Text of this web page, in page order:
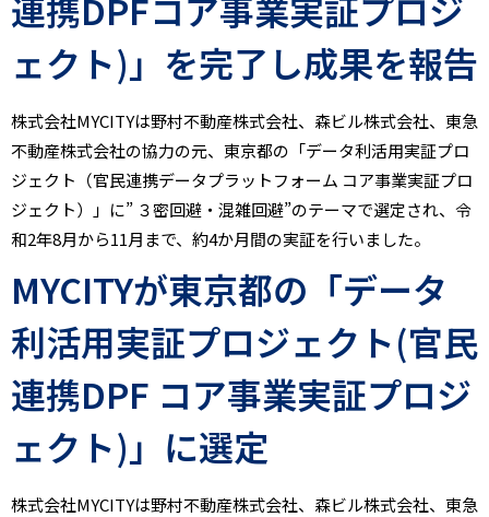
ェクト)」を完了し成果を報告
株式会社MYCITYは野村不動産株式会社、森ビル株式会社、東急
不動産株式会社の協力の元、東京都の「データ利活用実証プロ
ジェクト（官民連携データプラットフォーム コア事業実証プロ
ジェクト）」に” ３密回避・混雑回避”のテーマで選定され、令
和2年8月から11月まで、約4か月間の実証を行いました。
MYCITYが東京都の「データ
利活用実証プロジェクト(官民
連携DPF コア事業実証プロジ
ェクト)」に選定
株式会社MYCITYは野村不動産株式会社、森ビル株式会社、東急